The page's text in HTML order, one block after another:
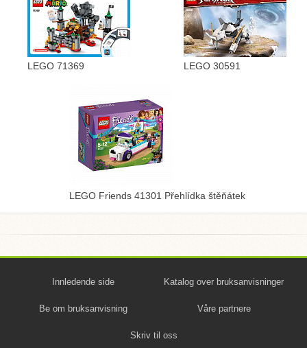
LEGO 71369 LEGO 30591
LEGO Friends 41301 Přehlídka štěňátek
Innledende side Katalog over bruksanvisninger
Be om bruksanvisning Våre partnere
Skriv til oss